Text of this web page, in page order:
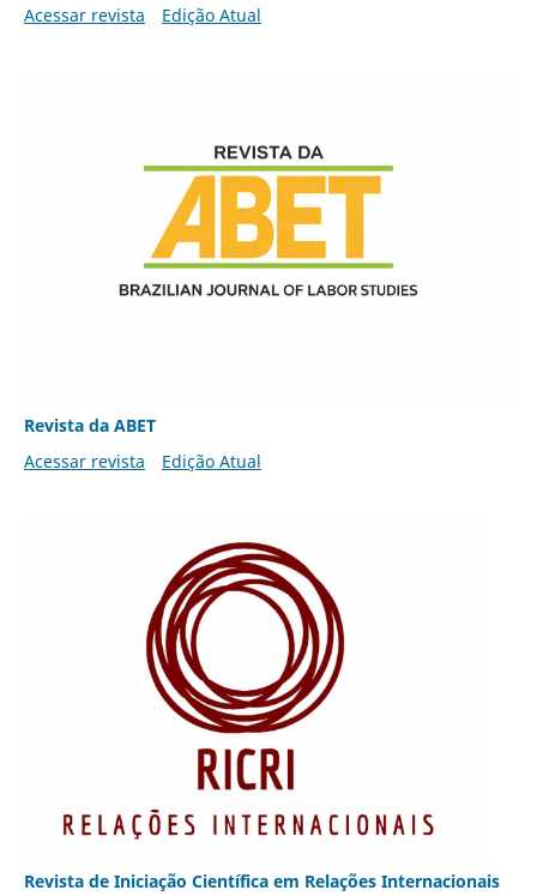
Acessar revista Edição Atual
Revista da ABET
Acessar revista
Edição Atual
Revista de Iniciação Científica em Relações Internacionais